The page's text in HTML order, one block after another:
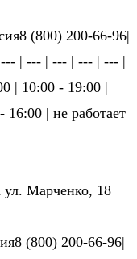
(800) 200-66-96|
| --- | --- | --- | --- |
| 10:00 - 19:00 |
| не ра­бо­та­ет
ул. Марченко, 18
(800) 200-66-96|